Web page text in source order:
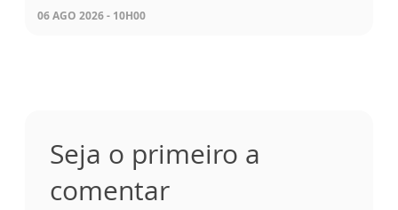
06 AGO 2026 - 10H00
Seja o primeiro a
comentar